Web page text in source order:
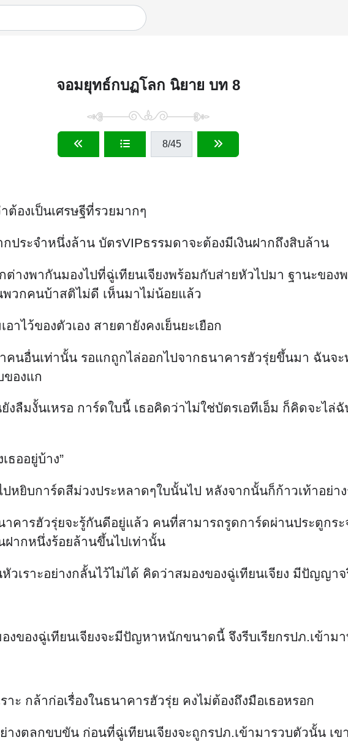
จอมยุทธ์กบฏโลก นิยาย บท 8
8/45
องเป็นเศรษฐีที่รวยมากๆ
ประจำหนึ่งล้าน บัตรVIPธรรมดาจะต้องมีเงินฝากถึงสิบล้าน
งพากันมองไปที่ฉู่เทียนเจียงพร้อมกับส่ายหัวไปมา ฐานะของพ
พวกคนบ้าสติไม่ดี เห็นมาไม่น้อยแล้ว
ว้ของตัวเอง สายตายังคงเย็นยะเยือก
นอื่นเท่านั้น รอแกถูกไล่ออกไปจากธนาคารฮัวรุ่ยขึ้นมา ฉันจ
องแก
มงั้นเหรอ การ์ดใบนี้ เธอคิดว่าไม่ใช่บัตรเอทีเอ็ม ก็คิดจะไล่
ธออยู่บ้าง”
ยิบการ์ดสีม่วงประหลาดๆใบนั้นไป หลังจากนั้นก็ก้าวเท้าอย่าง
คารฮัวรุ่ยจะรู้กันดีอยู่แล้ว คนที่สามารถรูดการ์ดผ่านประตูกร
ฝากหนึ่งร้อยล้านขึ้นไปเท่านั้น
เราะอย่างกลั้นไว้ไม่ได้ คิดว่าสมองของฉู่เทียนเจียง มีปัญญาจ
ของฉู่เทียนเจียงจะมีปัญหาหนักขนาดนี้ จึงรีบเรียกรปภ.เข้าม
กล้าก่อเรื่องในธนาคารฮัวรุ่ย คงไม่ต้องถึงมือเธอหรอก
ตลกขบขัน ก่อนที่ฉู่เทียนเจียงจะถูกรปภ.เข้ามารวบตัวนั้น เข